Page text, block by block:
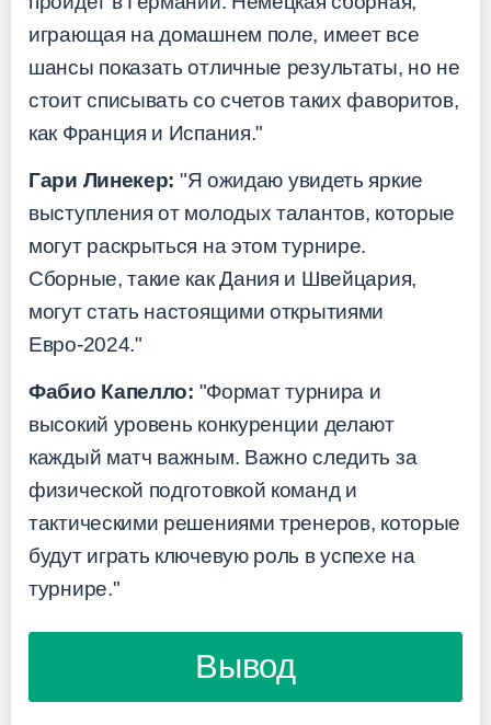
играющая на домашнем поле, имеет все
шансы показать отличные результаты, но не
стоит списывать со счетов таких фаворитов,
как Франция и Испания."
Гари Линекер: "Я ожидаю увидеть яркие
выступления от молодых талантов, которые
могут раскрыться на этом турнире.
Сборные, такие как Дания и Швейцария,
могут стать настоящими открытиями
Евро-2024."
Фабио Капелло: "Формат турнира и
высокий уровень конкуренции делают
каждый матч важным. Важно следить за
физической подготовкой команд и
тактическими решениями тренеров, которые
будут играть ключевую роль в успехе на
турнире."
Вывод